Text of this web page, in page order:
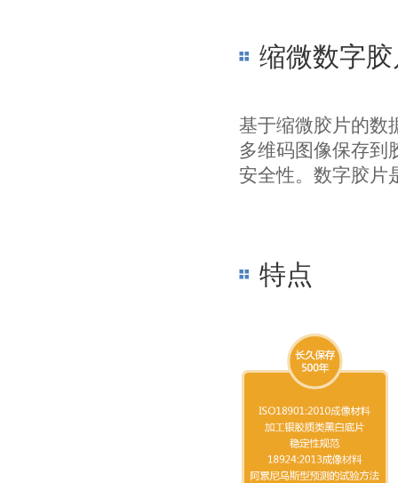
缩微数字
基于缩微胶片的数
多维码图像保存到
安全性。数字胶片
特点